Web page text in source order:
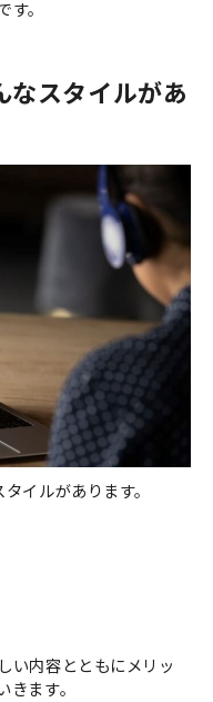
。
なスタイルがあ
イルがあります。
い内容とともにメリッ
ます。